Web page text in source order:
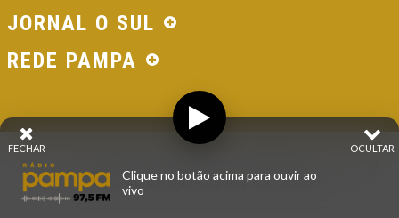
JORNAL O SUL
REDE PAMPA
© 2026 - Direitos Reservados - Rádio Pampa - Rede
Pampa de Comunicação | RS - Brasil.
OCULTAR
FECHAR
Clique no botão acima para ouvir ao
vivo